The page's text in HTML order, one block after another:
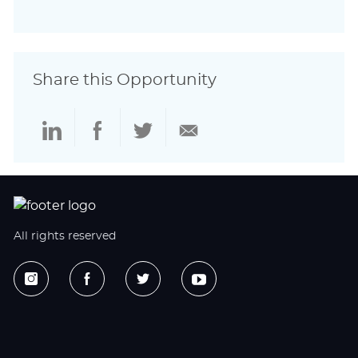
Share this Opportunity
Share
LinkedIn
ShareShareShare
All rights reserved